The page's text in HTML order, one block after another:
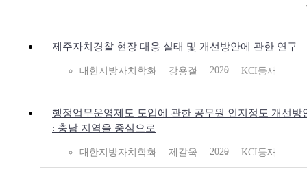
제주자치경찰 현장 대응 실태 및 개선방안에 관한 연구
대한지방자치학회 강용길 2020 KCI등재
행정업무운영제도 도입에 관한 공무원 인지정도 개선방
: 충남 지역을 중심으로
대한지방자치학회 제갈욱 2020 KCI등재